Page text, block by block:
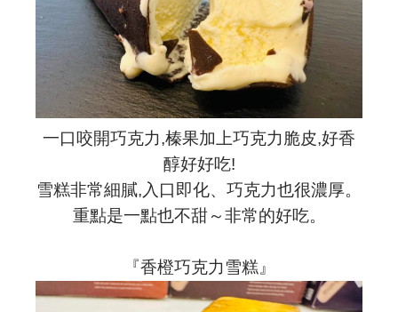
一口咬開巧克力,榛果加上巧克力脆皮,好香
醇好好吃!
雪糕非常細膩,入口即化、巧克力也很濃厚。
重點是一點也不甜～非常的好吃。
『香橙巧克力雪糕』